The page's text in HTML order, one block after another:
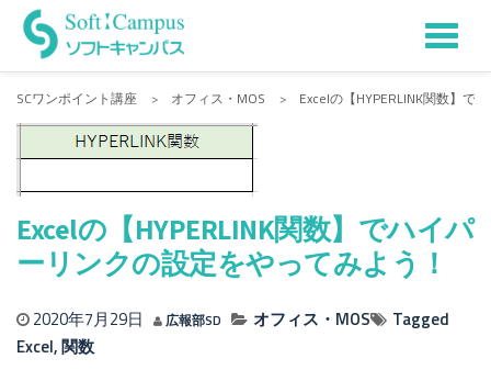
content
SCワンポイント講座 > オフィス・MOS > Excelの【HYPERLINK関数】で
Excelの【HYPERLINK関数】でハイパ
ーリンクの設定をやってみよう！
2020年7月29日 広報部SD オフィス・MOS
Tagged
Excel,関数